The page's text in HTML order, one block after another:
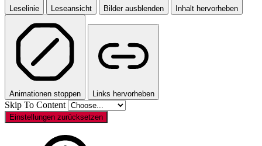
Leselinie Leseansicht Bilder ausblenden Inhalt hervorheben
Animationen stoppen Links hervorheben
Skip To Content
Einstellungen zurücksetzen